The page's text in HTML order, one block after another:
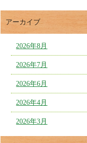
アーカイブ
2026年8月
2026年7月
2026年6月
2026年4月
2026年3月